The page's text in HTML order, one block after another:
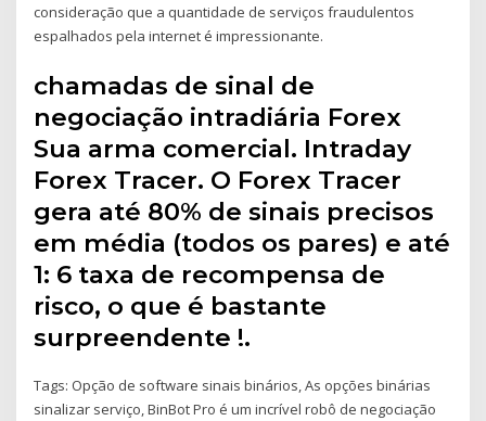
consideração que a quantidade de serviços fraudulentos
espalhados pela internet é impressionante.
chamadas de sinal de
negociação intradiária Forex
Sua arma comercial. Intraday
Forex Tracer. O Forex Tracer
gera até 80% de sinais precisos
em média (todos os pares) e até
1: 6 taxa de recompensa de
risco, o que é bastante
surpreendente !.
Tags: Opção de software sinais binários, As opções binárias
sinalizar serviço, BinBot Pro é um incrível robô de negociação